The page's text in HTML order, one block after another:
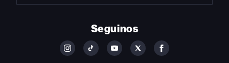
Seguinos
FOLLOWFOLLOWFOLLOWFOLLOWFOLLOW